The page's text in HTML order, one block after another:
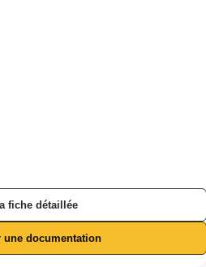
fiche détaillée
une documentation